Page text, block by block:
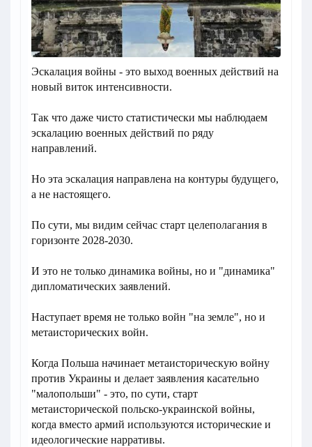
Эскалация войны - это выход военных действий на
новый виток интенсивности.
Так что даже чисто статистически мы наблюдаем
эскалацию военных действий по ряду
направлений.
Но эта эскалация направлена на контуры будущего,
а не настоящего.
По сути, мы видим сейчас старт целеполагания в
горизонте 2028-2030.
И это не только динамика войны, но и "динамика"
дипломатических заявлений.
Наступает время не только войн "на земле", но и
метаисторических войн.
Когда Польша начинает метаисторическую войну
против Украины и делает заявления касательно
"малопольши" - это, по сути, старт
метаисторической польско-украинской войны,
когда вместо армий используются исторические и
идеологические нарративы.